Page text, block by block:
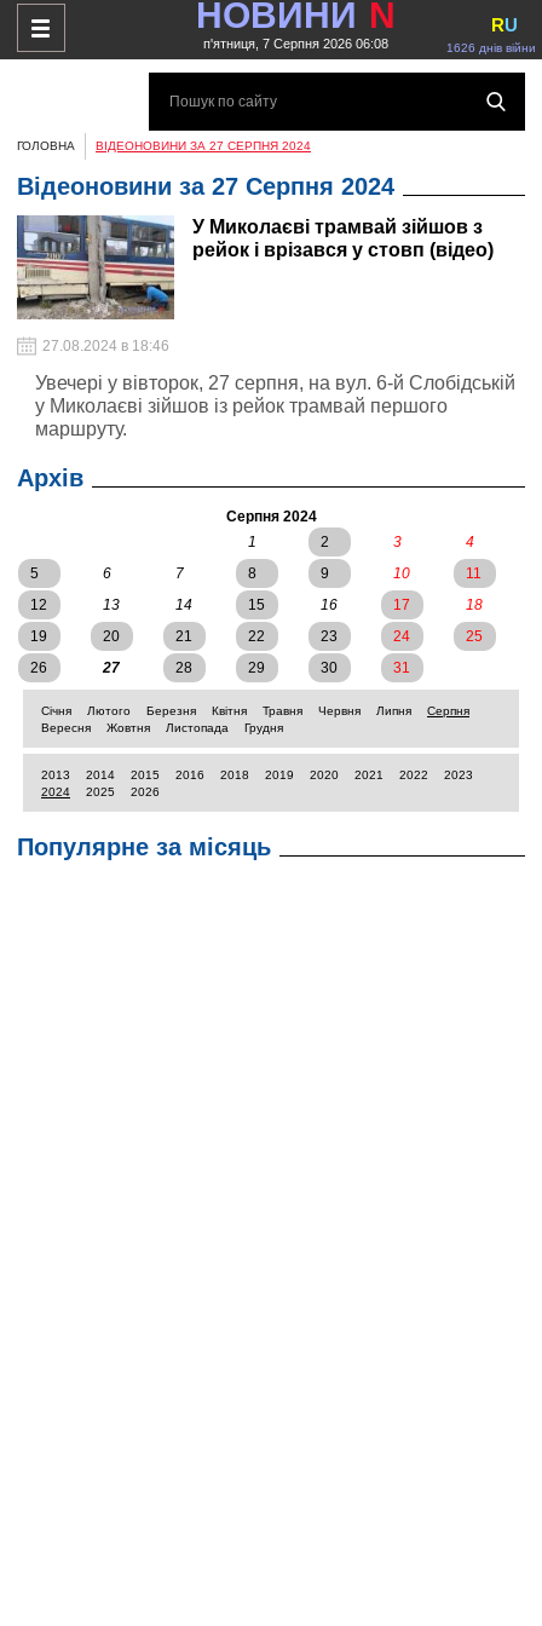
НОВИНИ N
п'ятниця, 7 Серпня 2026 06:08 1626 днів війни
RU
ГОЛОВНА ВІДЕОНОВИНИ ЗА 27 СЕРПНЯ 2024
Відеоновини за 27 Серпня 2024
У Миколаєві трамвай зійшов з
рейок і врізався у стовп (відео)
27.08.2024 в 18:46
Увечері у вівторок, 27 серпня, на вул. 6-й Слобідській
у Миколаєві зійшов із рейок трамвай першого
маршруту.
Архів
Серпня 2024
1
2 3
4
5
6 7 8 9 10
11
12
13 14 15 16 17
18
19
20 21 22 23 24
25
26
27 28 29 30 31
Січня Лютого Березня Квітня Травня Червня Липня
Серпня
Вересня
Жовтня Листопада Грудня
2013 2014 2015 2016 2018 2019 2020 2021 2022
2023
2024
2025 2026
Популярне за місяць